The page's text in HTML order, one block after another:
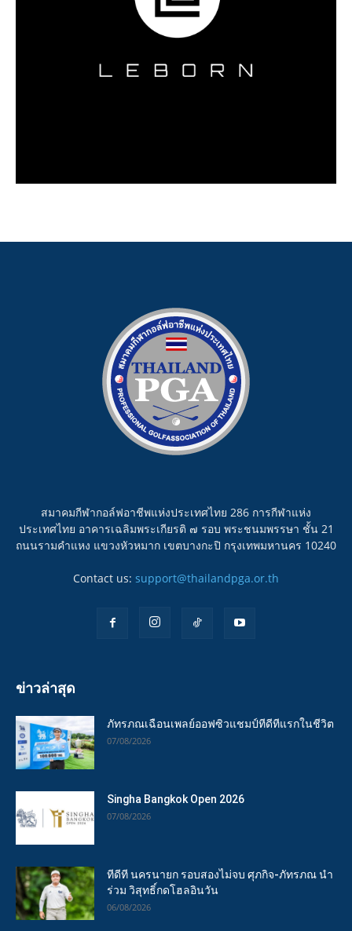
สมาคมกีฬากอล์ฟอาชีพแห่งประเทศไทย 286 การกีฬาแห่ง
ประเทศไทย อาคารเฉลิมพระเกียรติ ๗ รอบ พระชนมพรรษา ชั้น 21
ถนนรามคำแหง แขวงหัวหมาก เขตบางกะปิ กรุงเทพมหานคร 10240
Contact us: support@thailandpga.or.th
ข่าวล่าสุด
ภัทรภณเฉือนเพลย์ออฟซิวแชมป์ทีดีทีแรกในชีวิต
07/08/2026
Singha Bangkok Open 2026
07/08/2026
ทีดีที นครนายก รอบสองไม่จบ ศุภกิจ-ภัทรภณ นำ
ร่วม วิสุทธิ์กดโฮลอินวัน
06/08/2026